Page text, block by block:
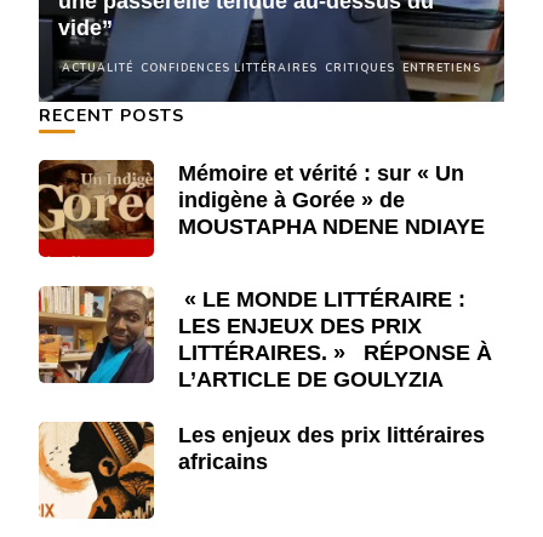
ACTUALITÉ CONFIDENCES LITTÉRAIRES CRITIQUES ENTRETIENS
vide”
RECENT POSTS
Mémoire et vérité : sur « Un
indigène à Gorée » de
MOUSTAPHA NDENE NDIAYE
« LE MONDE LITTÉRAIRE :
LES ENJEUX DES PRIX
LITTÉRAIRES. » RÉPONSE À
L’ARTICLE DE GOULYZIA
Les enjeux des prix littéraires
africains